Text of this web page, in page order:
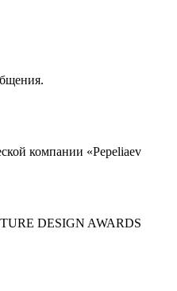
компании «Pepeliaev
DESIGN AWARDS